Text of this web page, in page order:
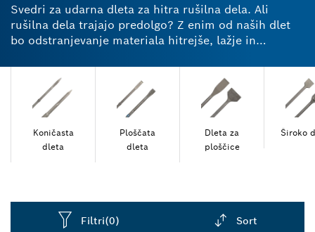
Svedri za udarna dleta za hitra rušilna dela. Ali
rušilna dela trajajo predolgo? Z enim od naših dlet
bo odstranjevanje materiala hitrejše, lažje in
betona med obnovitvenimi deli je lahko težka naloga.
Z našim koničastim dletom SDS plus ali max lahko
hitro in izjemno natančno odluščiš tudi najtrše
površine. Izberi sveder z dletom iz volframovega
karbida za pribor visoke vzdržljivosti, ki zagotavlja
odlično delovanje in traja dlje.
Koničasta
dleta
Ploščata
dleta
Dleta za
ploščice
Široko
Filtri(0) Sort